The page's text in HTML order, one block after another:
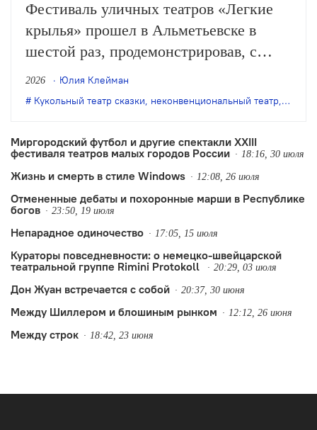
Фестиваль уличных театров «Легкие
крылья» прошел в Альметьевске в
шестой раз, продемонстрировав, с
одной стороны, особое качество
выращенной фестивалем аудитории, с
тренды.
2026
Юлия Клейман
Кукольный театр сказки, неконвенциональный театр, театр
Миргородский футбол и другие спектакли XXIII
фестиваля театров малых городов России
18:16, 30 июля
Жизнь и смерть в стиле Windows 12:08, 26 июля
Отмененные дебаты и похоронные марши в Республике
богов
23:50, 19 июля
Непарадное одиночество 17:05, 15 июля
Кураторы повседневности: о немецко-швейцарской
театральной группе Rimini Protokoll
20:29, 03 июля
Дон Жуан встречается с собой 20:37, 30 июня
Между Шиллером и блошиным рынком 12:12, 26 июня
Между строк 18:42, 23 июня